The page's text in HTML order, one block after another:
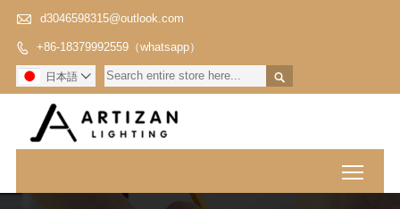
 d3046598315@outlook.com
 +86-18379992559（whatsapp）

日本語 